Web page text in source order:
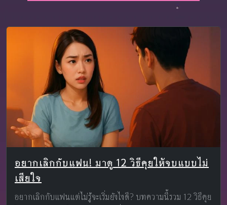
อยากเลิกกับแฟน! มาดู 12 วิธีคุยให้จบแบบไม่
เสียใจ
อยากเลิกกับแฟนแต่ไม่รู้จะเริ่มยังไงดี? บทความนี้รวม 12 วิธีคุย